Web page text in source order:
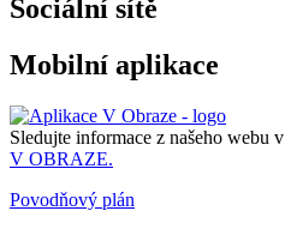
Sociální sítě
Mobilní aplikace
Sledujte informace z našeho webu v
V OBRAZE.
Povodňový plán